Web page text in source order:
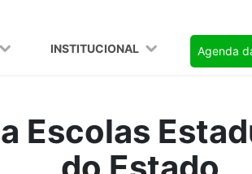
INSTITUCIONAL Agenda
Escolas